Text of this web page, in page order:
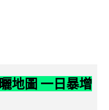
地圖 一日暴增